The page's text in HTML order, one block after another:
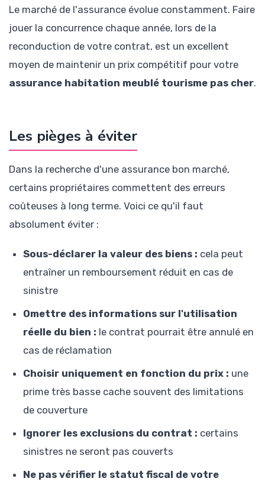
Le marché de l'assurance évolue constamment. Faire
jouer la concurrence chaque année, lors de la
reconduction de votre contrat, est un excellent
moyen de maintenir un prix compétitif pour votre
assurance habitation meublé tourisme pas cher.
Les pièges à éviter
Dans la recherche d'une assurance bon marché,
certains propriétaires commettent des erreurs
coûteuses à long terme. Voici ce qu'il faut
absolument éviter :
Sous-déclarer la valeur des biens : cela peut
entraîner un remboursement réduit en cas de
sinistre
Omettre des informations sur l'utilisation
réelle du bien : le contrat pourrait être annulé en
cas de réclamation
Choisir uniquement en fonction du prix : une
prime très basse cache souvent des limitations
de couverture
Ignorer les exclusions du contrat : certains
sinistres ne seront pas couverts
Ne pas vérifier le statut fiscal de votre